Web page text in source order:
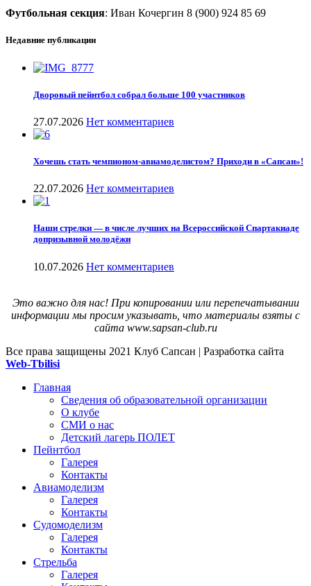
Футбольная секция: Иван Кочергин 8 (900) 924 85 69
Недавние публикации
Дворовый пейнтбол собрал больше 100 участников
27.07.2026 Нет комментариев
Хочешь стать чемпионом-авиамоделистом? Приходи в «Сапсан»!
22.07.2026 Нет комментариев
Наши стрелки — в числе лучших на Всероссийской Спартакиаде
допризывной молодёжи
10.07.2026 Нет комментариев
Это важно для нас! При копировании или перепечатывании
информации мы просим указывать, что материалы взяты с
сайта www.sapsan-club.ru
Все права защищены 2021 Клуб Сапсан | Разработка сайта
Web-Tbilisi
Главная
Сведения об образовательной организации
О клубе
СМИ о нас
Детский лагерь ПОЛЕТ
Пейнтбол
Галерея
Контакты
Авиамоделизм
Галерея
Контакты
Судомоделизм
Галерея
Контакты
Стрельба
Галерея